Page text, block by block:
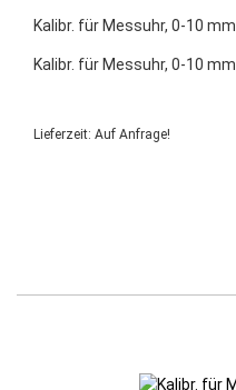
Kalibr. für Messuhr, 0-10 mm
Kalibr. für Messuhr, 0-10 mm
Lieferzeit: Auf Anfrage!